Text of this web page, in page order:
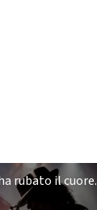
rubato il cuore.